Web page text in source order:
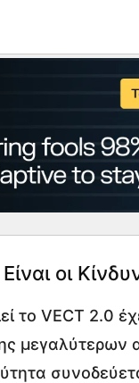
οι
VECT 2.0
μεγαλύτερων